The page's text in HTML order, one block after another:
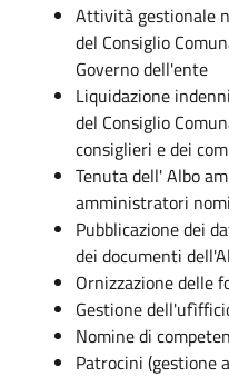
Attività gestionale
del Consiglio
Governo dell'ente
Liquidazione
del Consiglio
consiglieri e dei
Tenuta dell' Albo
amministratori
Pubblicazione dei
dei documenti
Ornizzazione delle
Gestione
Nomine di
Patrocini (gestione